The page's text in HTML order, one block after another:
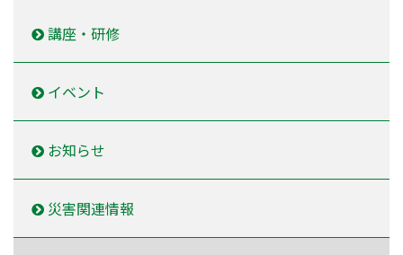
講座・研修
イベント
お知らせ
災害関連情報